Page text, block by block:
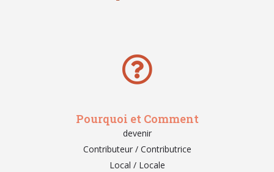
Pourquoi et Comment
devenir
Contributeur / Contributrice
Local / Locale